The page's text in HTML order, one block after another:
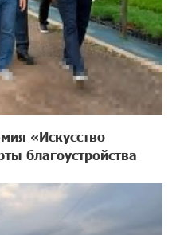
«Искусство
благоустройства